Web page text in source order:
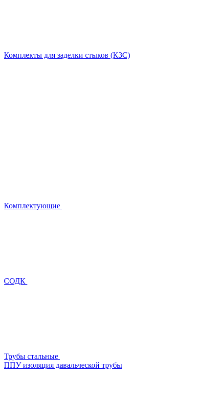
Комплекты для заделки стыков (КЗС)
Комплектующие
СОДК
Трубы стальные
ППУ изоляция давальческой трубы